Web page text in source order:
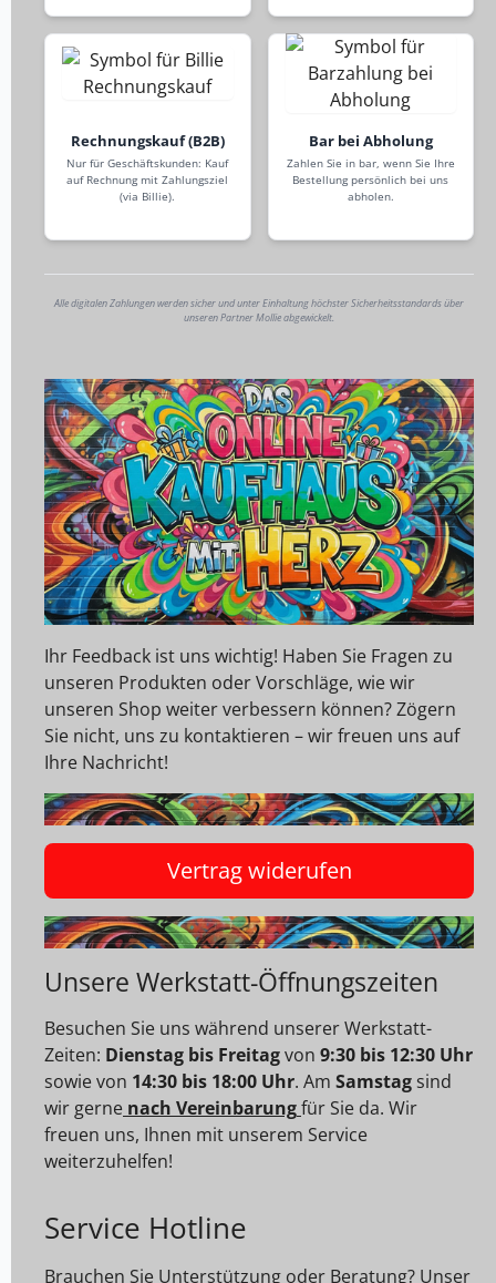
Rechnungskauf (B2B)
Nur für Geschäftskunden: Kauf
auf Rechnung mit Zahlungsziel
(via Billie).
Bar bei Abholung
Zahlen Sie in bar, wenn Sie Ihre
Bestellung persönlich bei uns
abholen.
Alle digitalen Zahlungen werden sicher und unter Einhaltung höchster Sicherheitsstandards über
unseren Partner Mollie abgewickelt.
Ihr Feedback ist uns wichtig! Haben Sie Fragen zu
unseren Produkten oder Vorschläge, wie wir
unseren Shop weiter verbessern können? Zögern
Sie nicht, uns zu kontaktieren – wir freuen uns auf
Ihre Nachricht!
Vertrag widerufen
Unsere Werkstatt-Öffnungszeiten
Besuchen Sie uns während unserer Werkstatt-
Zeiten: Dienstag bis Freitagvon 9:30 bis 12:30 Uhr
sowie von 14:30 bis 18:00 Uhr. Am Samstag sind
wir gerne nach Vereinbarungfür Sie da. Wir
freuen uns, Ihnen mit unserem Service
weiterzuhelfen!
Service Hotline
Brauchen Sie Unterstützung oder Beratung? Unser